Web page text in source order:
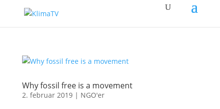
Why fossil free is a movement
2. februar 2019| NGO'er